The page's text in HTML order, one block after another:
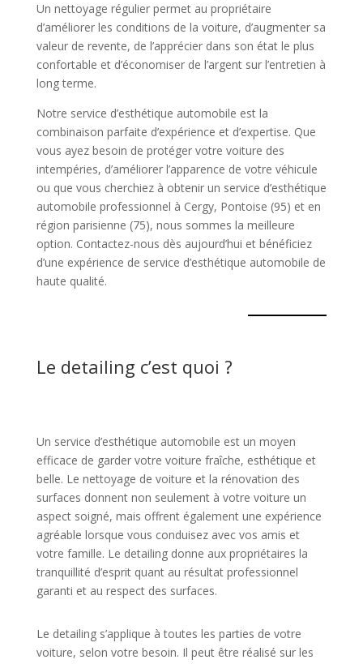
Un nettoyage régulier permet au propriétaire
d’améliorer les conditions de la voiture, d’augmenter sa
valeur de revente, de l’apprécier dans son état le plus
confortable et d’économiser de l’argent sur l’entretien à
long terme.
Notre service d’esthétique automobile est la
combinaison parfaite d’expérience et d’expertise. Que
vous ayez besoin de protéger votre voiture des
intempéries, d’améliorer l’apparence de votre véhicule
ou que vous cherchiez à obtenir un service d’esthétique
automobile professionnel à Cergy, Pontoise (95) et en
région parisienne (75), nous sommes la meilleure
option. Contactez-nous dès aujourd’hui et bénéficiez
d’une expérience de service d’esthétique automobile de
haute qualité.
Le detailing c’est quoi ?
Un service d’esthétique automobile est un moyen
efficace de garder votre voiture fraîche, esthétique et
belle. Le nettoyage de voiture et la rénovation des
surfaces donnent non seulement à votre voiture un
aspect soigné, mais offrent également une expérience
agréable lorsque vous conduisez avec vos amis et
votre famille. Le detailing donne aux propriétaires la
tranquillité d’esprit quant au résultat professionnel
garanti et au respect des surfaces.
Le detailing s’applique à toutes les parties de votre
voiture, selon votre besoin. Il peut être réalisé sur les